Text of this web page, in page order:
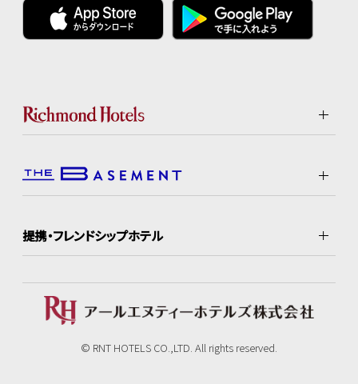
提携・フレンドシップホテル
© RNT HOTELS CO.,LTD. All rights reserved.